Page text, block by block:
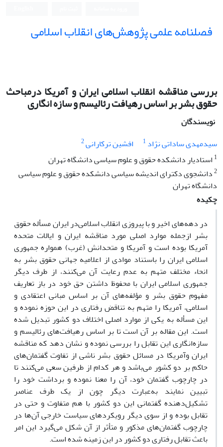
فصلنامه علمی پژوهش‌های انقلاب اسلامی
بررسی مناقشه انقلاب اسلامی ایران و آمریکا درمباحث
حقوق بشر بر اساس رهیافت رئالیسم و سازه انگاری
نویسندگان
سیدمهدی ساداتی نژاد 1 افشین ترکارانی2
1 استادیار دانشکده حقوق و علوم سیاسی دانشگاه تهران
2دانشجوی دکترای اندیشه سیاسی دانشکده حقوق و علوم سیاسی
دانشگاه تهران
چکیده
در دهه‌‌های اخیر و با پیروزی انقلاب اسلامی‌در ایران مسأله حقوق
بشر ازجمله موارد اصلی مورد مناقشه ایران و ایالات متحده
آمریکا بوده است و آمریکا و متحدانش (غرب) همواره جمهوری
اسلامی ‌ایران را باستناد موادی از اعلامیه جهانی حقوق بشر به
انحاء مختلف متهم به عدم رعایت آن می‌کنند، از طرف دیگر
جمهوری اسلامی ‌ایران با محفوظ داشتن حق خود در باز تعاریف
مفهوم حقوق بشر و مؤلفه‌‌های آن بر اساس مبانی اعتقادی و
اسلامی‌، آمریکا را متهم به تناقض رفتاری در این حوزه نموده و
این مسأله به یکی از موارد اصلی اختلاف دو کشور تبدیل شده
است. این مقاله بر آن است تا بر اساس رهیافت‌‌های رئالیسم و
سازه‌انگاری این تقابل را بررسی نموده و نشان دهد که مناقشه
ایران وآمریکا در مسائل حقوق بشر ناشی از تفاوت گفتمان‌های
حاکم بر دو کشور می‌باشد و هر کدام از طرفین سعی می‌کنند تا
در چارچوب گفتمان خود، آن را معنا نموده و برداشت خود را
تبیین نمایند به‌عبارت دیگر چون از یک طرف عناصر
تشکیل‌دهنده گفتمانی این دو کشور با هم متفاوت و حتی در
تقابل بوده و از سوی دیگر رویکرد‌های سیاست خارجی آن‌ها در
چارچوب گفتمان‌های مذکور و متأثر از آن شکل می‌گیرد این امر
باعث تقابل رفتاری دو کشور در این زمینه شده است.